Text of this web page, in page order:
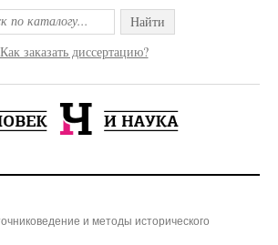
Найти
Как заказать диссертацию?
и методы исторического